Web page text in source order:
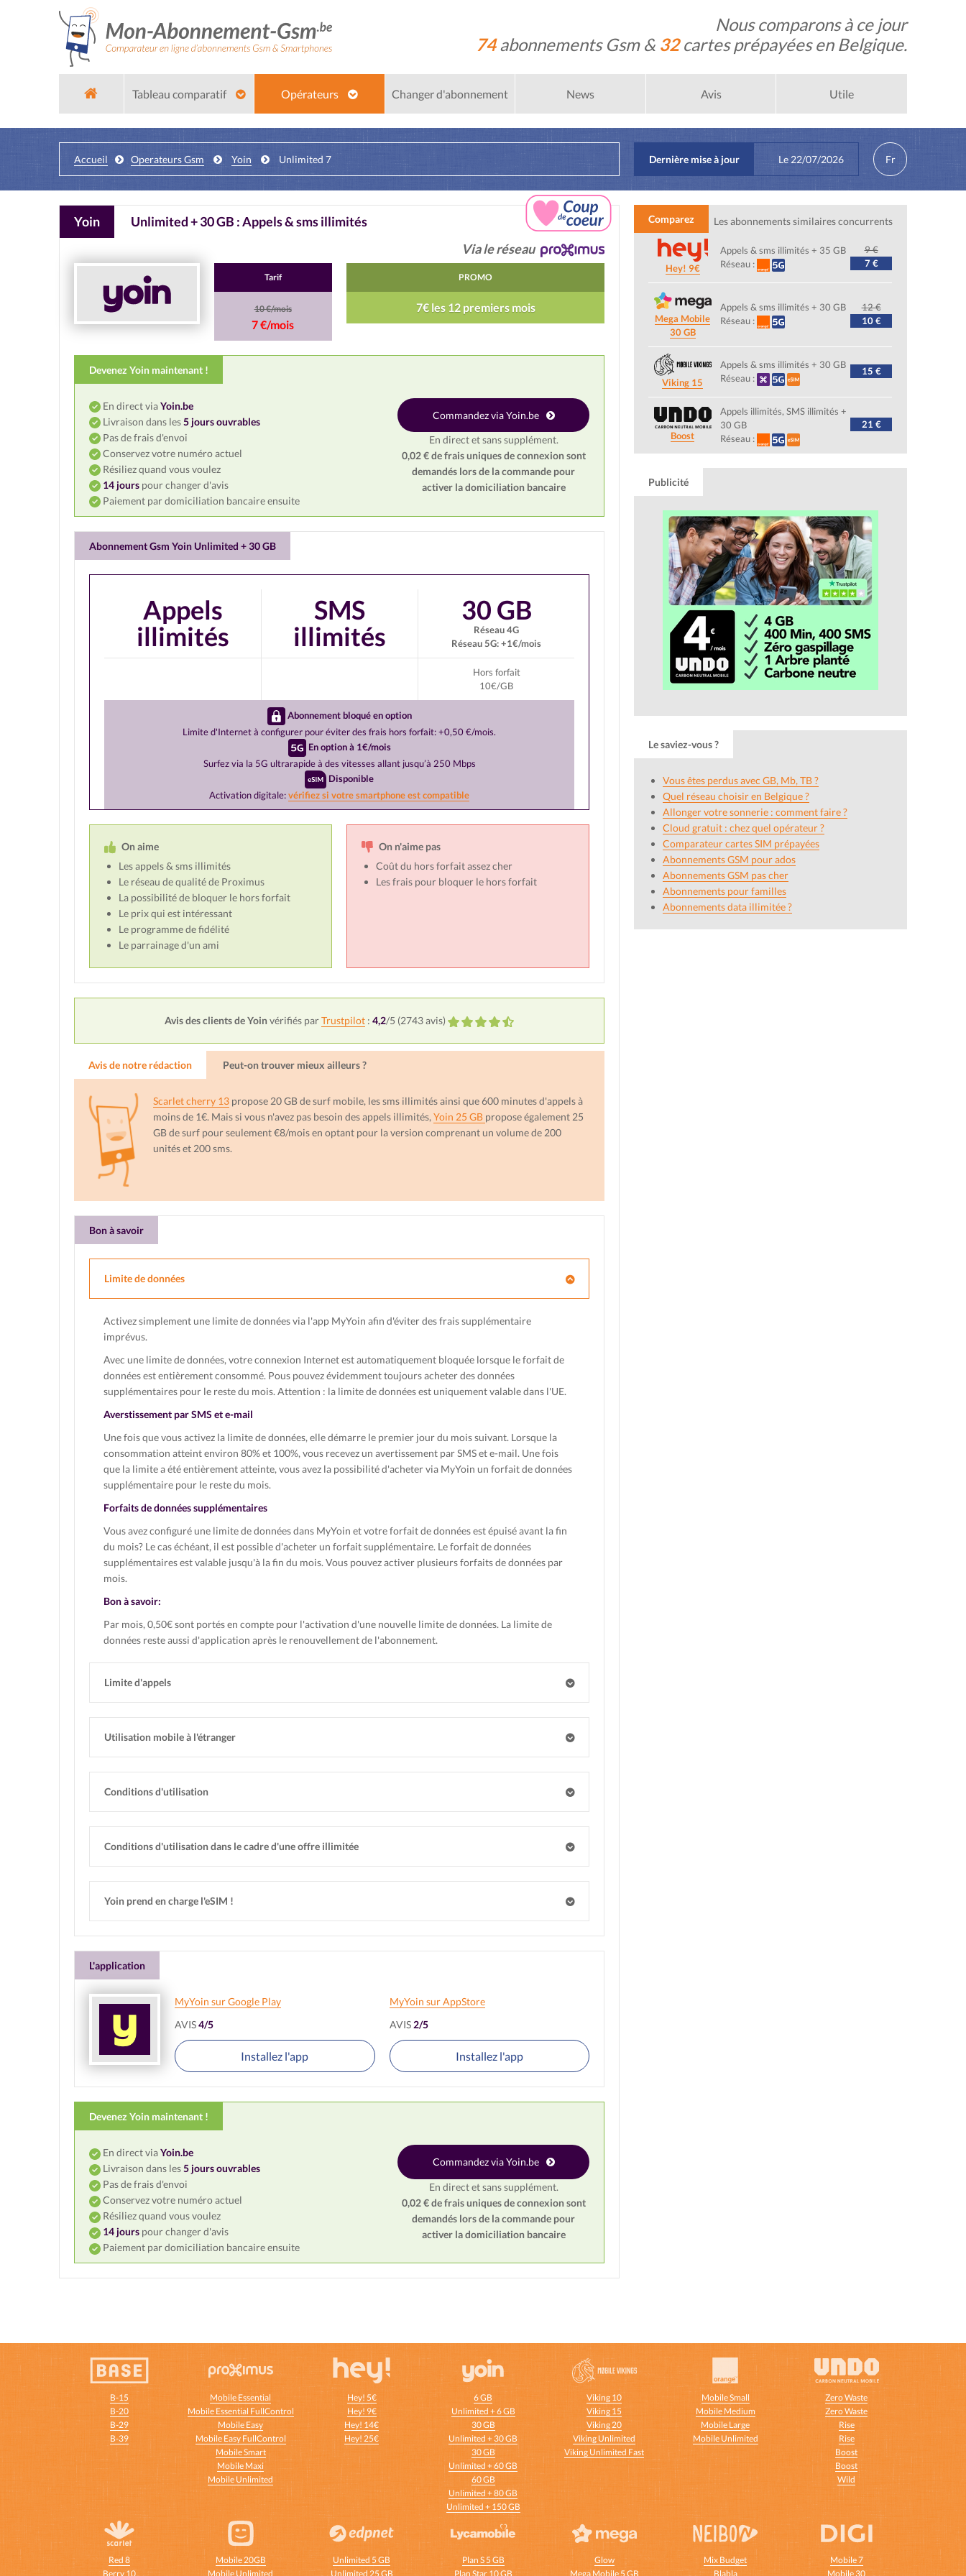
Nous comparons à ce jour
74abonnements Gsm & 32cartes prépayées en Belgique.
Tableau comparatif Opérateurs Changer d'abonnement News Avis Utile
Accueil Operateurs Gsm Yoin Unlimited 7 Dernière mise à jour Le 22/07/2026 Fr
Yoin
Unlimited + 30 GB : Appels & sms illimités
Via le réseau
Tarif
10 €/mois
7 €/mois
PROMO
7€ les 12 premiers mois
Devenez Yoin maintenant !
En direct viaYoin.be
Livraison dans les5 jours ouvrables
Pas de frais d'envoi
Conservez votre numéro actuel
Résiliez quand vous voulez
14 jours pour changer d'avis
Paiement par domiciliation bancaire ensuite
Commandez via Yoin.be
En direct et sans supplément.
0,02 € de frais uniques de connexion sont
demandés lors de la commande pour
activer la domiciliation bancaire
Abonnement Gsm Yoin Unlimited + 30 GB
Appels
illimités
SMS
illimités
30 GB
Réseau 4G
Réseau 5G: +1€/mois
Hors forfait
10€/GB
Abonnement bloqué en option
Limite d'Internet à configurer pour éviter des frais hors forfait: +0,50 €/mois.
En option à 1€/mois
Surfez via la 5G ultrarapide à des vitesses allant jusqu’à 250 Mbps
Disponible
Activation digitale:vérifiez si votre smartphone est compatible
On aime
Les appels & sms illimités
Le réseau de qualité de Proximus
La possibilité de bloquer le hors forfait
Le prix qui est intéressant
Le programme de fidélité
Le parrainage d'un ami
On n'aime pas
Coût du hors forfait assez cher
Les frais pour bloquer le hors forfait
Avis des clients de Yoinvérifiés parTrustpilot : 4,2/5 (2743avis)
Avis de notre rédaction Peut-on trouver mieux ailleurs ?
Scarlet cherry 13 propose 20 GB de surf mobile, les sms illimités ainsi que 600 minutes d'appels à
moins de 1€. Mais si vous n'avez pas besoin des appels illimités, Yoin 25 GB propose également 25
GB de surf pour seulement €8/mois en optant pour la version comprenant un volume de 200
unités et 200 sms.
Bon à savoir
Limite de données
Activez simplement une limite de données via l'app MyYoin afin d'éviter des frais supplémentaire
imprévus.
Avec une limite de données, votre connexion Internet est automatiquement bloquée lorsque le forfait de
données est entièrement consommé. Pous pouvez évidemment toujours acheter des données
supplémentaires pour le reste du mois. Attention : la limite de données est uniquement valable dans l'UE.
Averstissement par SMS et e-mail
Une fois que vous activez la limite de données, elle démarre le premier jour du mois suivant. Lorsque la
consommation atteint environ 80% et 100%, vous recevez un avertissement par SMS et e-mail. Une fois
que la limite a été entièrement atteinte, vous avez la possibilité d'acheter via MyYoin un forfait de données
supplémentaire pour le reste du mois.
Forfaits de données supplémentaires
Vous avez configuré une limite de données dans MyYoin et votre forfait de données est épuisé avant la fin
du mois? Le cas échéant, il est possible d'acheter un forfait supplémentaire. Le forfait de données
supplémentaires est valable jusqu'à la fin du mois. Vous pouvez activer plusieurs forfaits de données par
mois.
Bon à savoir:
Par mois, 0,50€ sont portés en compte pour l'activation d'une nouvelle limite de données. La limite de
données reste aussi d'application après le renouvellement de l'abonnement.
Limite d'appels
Utilisation mobile à l'étranger
Conditions d'utilisation
Conditions d'utilisation dans le cadre d'une offre illimitée
Yoin prend en charge l'eSIM !
L'application
MyYoin sur Google Play
AVIS4/5
Installez l'app
MyYoin sur AppStore
AVIS 2/5
Installez l'app
Devenez Yoin maintenant !
En direct viaYoin.be
Livraison dans les5 jours ouvrables
Pas de frais d'envoi
Conservez votre numéro actuel
Résiliez quand vous voulez
14 jours pour changer d'avis
Paiement par domiciliation bancaire ensuite
Commandez via Yoin.be
En direct et sans supplément.
0,02 € de frais uniques de connexion sont
demandés lors de la commande pour
activer la domiciliation bancaire
Comparez Les abonnements similaires concurrents
Hey! 9€
Appels & sms illimités + 35 GB
Réseau :
9 €
7 €
Mega Mobile
30 GB
Appels & sms illimités + 30 GB
Réseau :
12 €
10 €
Viking 15
Appels & sms illimités + 30 GB
Réseau :
15 €
Boost
Appels illimités, SMS illimités +
30 GB
Réseau :
21 €
Publicité
Le saviez-vous ?
Vous êtes perdus avec GB, Mb, TB ?
Quel réseau choisir en Belgique ?
Allonger votre sonnerie : comment faire ?
Cloud gratuit : chez quel opérateur ?
Comparateur cartes SIM prépayées
Abonnements GSM pour ados
Abonnements GSM pas cher
Abonnements pour familles
Abonnements data illimitée ?
B-15
B-20
B-29
B-39
Mobile Essential
Mobile Essential FullControl
Mobile Easy
Mobile Easy FullControl
Mobile Smart
Mobile Maxi
Mobile Unlimited
Hey! 5€
Hey! 9€
Hey! 14€
Hey! 25€
6 GB
Unlimited + 6 GB
30 GB
Unlimited + 30 GB
30 GB
Unlimited + 60 GB
60 GB
Unlimited + 80 GB
Unlimited + 150 GB
Viking 10
Viking 15
Viking 20
Viking Unlimited
Viking Unlimited Fast
Mobile Small
Mobile Medium
Mobile Large
Mobile Unlimited
Zero Waste
Zero Waste
Rise
Rise
Boost
Boost
Wild
Red 8
Berry 10
Mobile 20GB
Mobile Unlimited
Unlimited 5 GB
Unlimited 25 GB
Plan S 5 GB
Plan Star 10 GB
Glow
Mega Mobile 5 GB
Mix Budget
Blabla
Mobile 7
Mobile 30